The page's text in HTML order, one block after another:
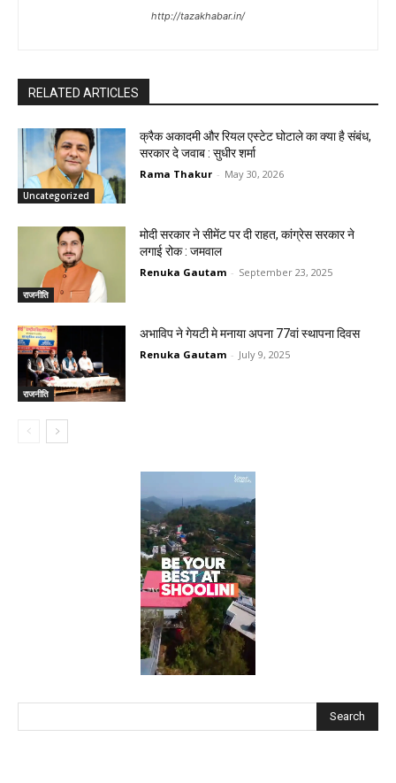
http://tazakhabar.in/
RELATED ARTICLES
Uncategorized
क्रैक अकादमी और रियल एस्टेट घोटाले का क्या है संबंध,
सरकार दे जवाब : सुधीर शर्मा
Rama Thakur - May 30, 2026
राजनीति
मोदी सरकार ने सीमेंट पर दी राहत, कांग्रेस सरकार ने
लगाई रोक : जमवाल
Renuka Gautam - September 23, 2025
राजनीति
अभाविप ने गेयटी मे मनाया अपना 77वां स्थापना दिवस
Renuka Gautam - July 9, 2025
Search